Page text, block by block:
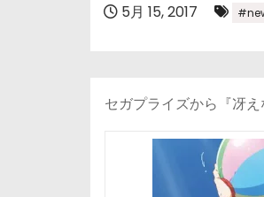
5月 15, 2017
セガプライズから『冴